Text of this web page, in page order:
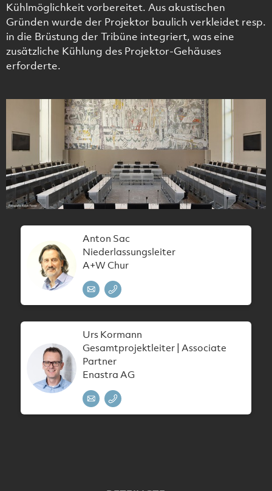
Kühlmöglichkeit vorbereitet. Aus akustischen
Gründen wurde der Projektor baulich verkleidet resp.
in die Brüstung der Tribüne integriert, was eine
zusätzliche Kühlung des Projektor-Gehäuses
erforderte.
Anton Sac
Niederlassungsleiter
A+W Chur
Urs Kormann
Gesamtprojektleiter | Associate
Partner
Enastra AG